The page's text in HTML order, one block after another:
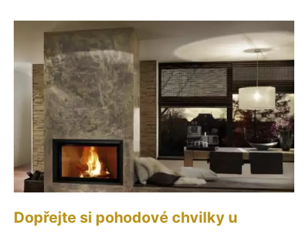
Dopřejte si pohodové chvilky u